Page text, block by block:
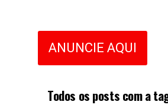
ANUNCIE AQUI
Todos os posts com a